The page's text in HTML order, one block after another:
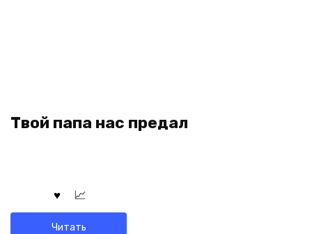
Твой папа нас предал
Читать